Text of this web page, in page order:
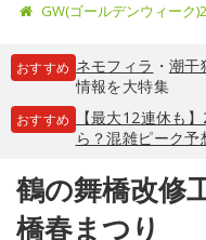
GW(ゴールデンウィーク
おすすめ ネモフィラ ・ 潮干
情報を大特集
おすすめ
【最大12連休も
ら？混雑ピーク予
鶴の舞橋改修
橋春まつり